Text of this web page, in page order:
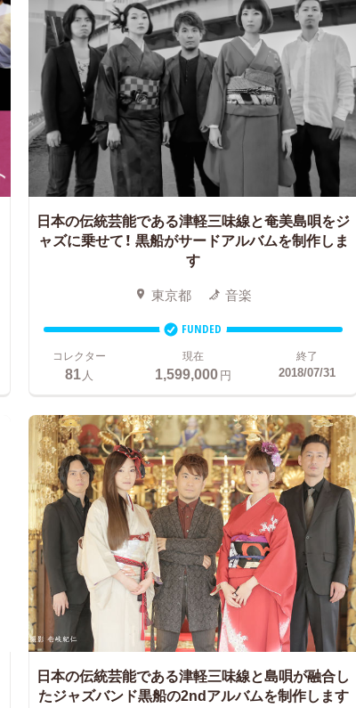
日本の伝統芸能である津軽三味線と奄美島唄をジ
ャズに乗せて！ 黒船がサードアルバムを制作しま
す
東京都 音楽
FUNDED
コレクター
81人
現在
1,599,000円
終了
2018/07/31
日本の伝統芸能である津軽三味線と島唄が融合し
たジャズバンド黒船の2ndアルバムを制作します